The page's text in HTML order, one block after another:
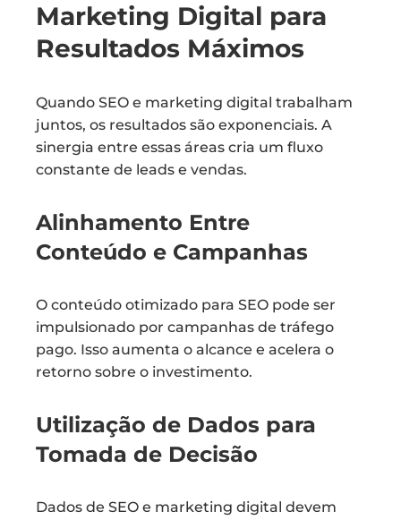
Marketing Digital para
Resultados Máximos
Quando SEO e marketing digital trabalham
juntos, os resultados são exponenciais. A
sinergia entre essas áreas cria um fluxo
constante de leads e vendas.
Alinhamento Entre
Conteúdo e Campanhas
O conteúdo otimizado para SEO pode ser
impulsionado por campanhas de tráfego
pago. Isso aumenta o alcance e acelera o
retorno sobre o investimento.
Utilização de Dados para
Tomada de Decisão
Dados de SEO e marketing digital devem